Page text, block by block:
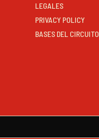
LEGALES
PRIVACY POLICY
BASES DEL CIRCUITO